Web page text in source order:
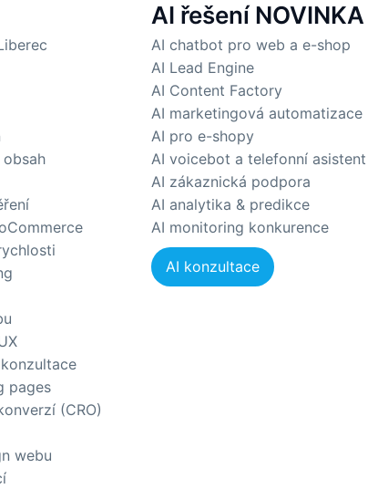
pages
(CRO)
webu
AI řešení NOVINKA
AI chatbot pro web a e-shop
AI Lead Engine
AI Content Factory
AI marketingová automatizace
AI pro e-shopy
AI voicebot a telefonní asistent
AI zákaznická podpora
AI analytika & predikce
AI monitoring konkurence
AI konzultace